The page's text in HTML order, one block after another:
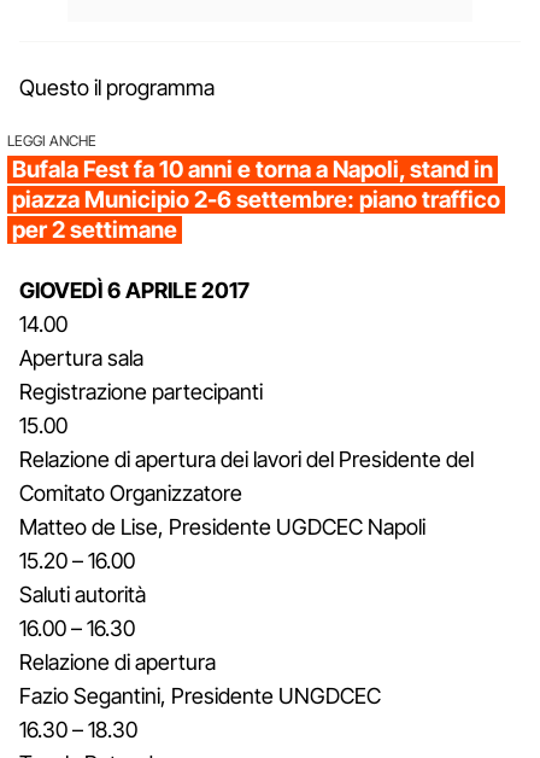
Questo il programma
LEGGI ANCHE
Bufala Fest fa 10 anni e torna a Napoli, stand in
piazza Municipio 2-6 settembre: piano traffico
per 2 settimane
GIOVEDÌ 6 APRILE 2017
14.00
Apertura sala
Registrazione partecipanti
15.00
Relazione di apertura dei lavori del Presidente del
Comitato Organizzatore
Matteo de Lise, Presidente UGDCEC Napoli
15.20 – 16.00
Saluti autorità
16.00 – 16.30
Relazione di apertura
Fazio Segantini, Presidente UNGDCEC
16.30 – 18.30